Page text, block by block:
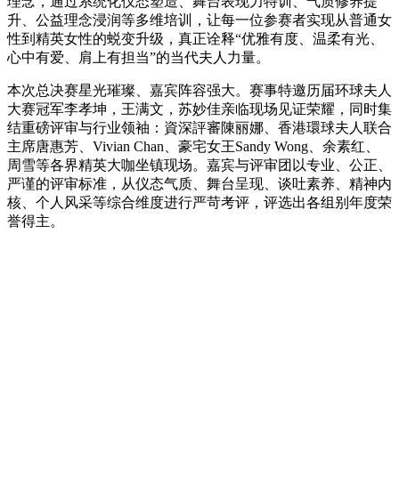
升、公益理念浸润等多维培训，让每一位参赛者实现从普通女
性到精英女性的蜕变升级，真正诠释“优雅有度、温柔有光、
心中有爱、肩上有担当”的当代夫人力量。
本次总决赛星光璀璨、嘉宾阵容强大。赛事特邀历届环球夫人
大赛冠军李孝坤，王满文，苏妙佳亲临现场见证荣耀，同时集
结重磅评审与行业领袖：資深評審陳丽娜、香港環球夫人联合
主席唐惠芳、Vivian Chan、豪宅女王Sandy Wong、余素红、
周雪等各界精英大咖坐镇现场。嘉宾与评审团以专业、公正、
严谨的评审标准，从仪态气质、舞台呈现、谈吐素养、精神内
核、个人风采等综合维度进行严苛考评，评选出各组别年度荣
誉得主。